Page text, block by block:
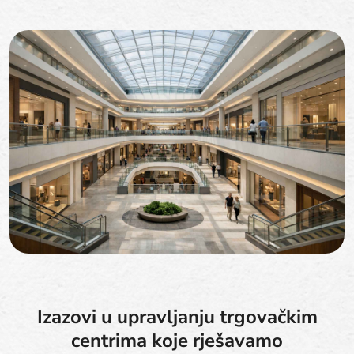
Izazovi u upravljanju trgovačkim
centrima koje rješavamo